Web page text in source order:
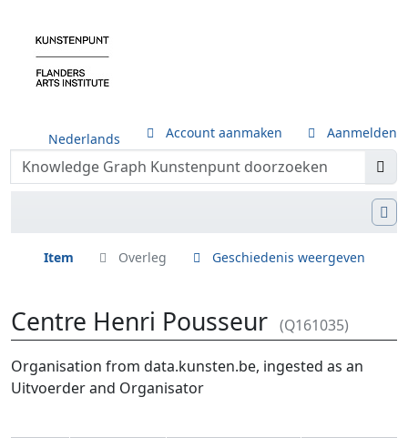
Nederlands Account aanmaken Aanmelden
Item Overleg Geschiedenis weergeven
Centre Henri Pousseur (Q161035)
Ga naar:navigatie,zoeken
Organisation from data.kunsten.be, ingested as an
Uitvoerder and Organisator